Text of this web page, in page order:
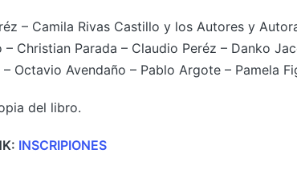
– Camila Rivas Castillo y los Autores y
Christian Parada – Claudio Peréz – Danko
Octavio Avendaño – Pablo Argote – Pamela
del libro.
INSCRIPIONES